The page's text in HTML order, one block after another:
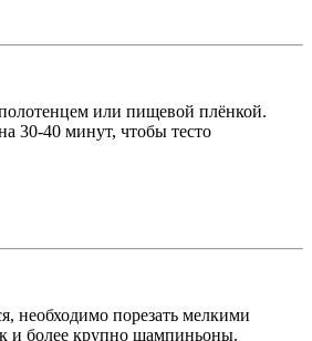
или пищевой плёнкой.
30-40 минут, чтобы тесто
необходимо порезать мелкими
и более крупно шампиньоны.